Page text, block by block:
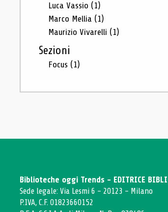
Luca Vassio (1)
Marco Mellia (1)
Maurizio Vivarelli (1)
Sezioni
Focus (1)
Biblioteche oggi Trends - EDITRICE
Sede legale: Via Lesmi 6 - 20123 - Milano
P.IVA, C.F. 01823660152